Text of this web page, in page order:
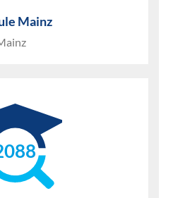
Mainz